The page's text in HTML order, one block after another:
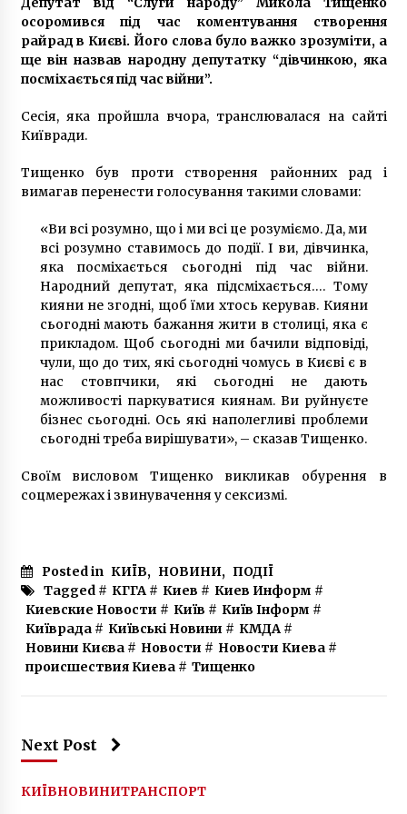
7 років ago
осоромився під час коментування створення
райрад в Києві. Його слова було важко зрозуміти, а
ще він назвав народну депутатку “дівчинкою, яка
посміхається під час війни”.
Сесія, яка пройшла вчора, транслювалася на сайті
Київради.
Тищенко був проти створення районних рад і
вимагав перенести голосування такими словами:
«Ви всі розумно, що і ми всі це розуміємо. Да, ми
всі розумно ставимось до події. І ви, дівчинка,
яка посміхається сьогодні під час війни.
Народний депутат, яка підсміхається…. Тому
кияни не згодні, щоб їми хтось керував. Кияни
сьогодні мають бажання жити в столиці, яка є
прикладом. Щоб сьогодні ми бачили відповіді,
чули, що до тих, які сьогодні чомусь в Києві є в
нас стовпчики, які сьогодні не дають
можливості паркуватися киянам. Ви руйнуєте
бізнес сьогодні. Ось які наполегливі проблеми
сьогодні треба вирішувати», – сказав Тищенко.
Своїм висловом Тищенко викликав обурення в
соцмережах і звинувачення у сексизмі.
Posted in КИЇВ, НОВИНИ, ПОДІЇ
Tagged # КГГА# Киев # Киев Информ #
Киевские Новости # Київ # Київ Інформ #
Київрада# Київські Новини # КМДА#
Новини Києва# Новости # Новости Киева#
происшествия Киева# Тищенко
Next Post
КИЇВНОВИНИТРАНСПОРТ